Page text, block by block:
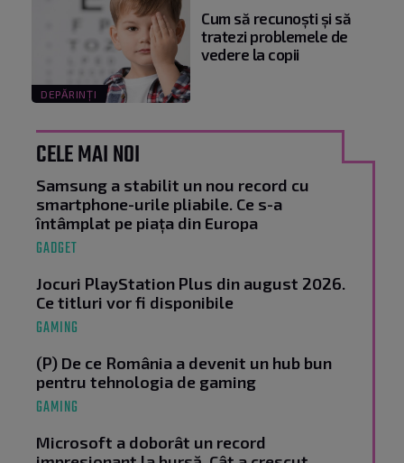
DEPĂRINȚI
Cum să recunoști și să
tratezi problemele de
vedere la copii
CELE MAI NOI
Samsung a stabilit un nou record cu
smartphone-urile pliabile. Ce s-a
întâmplat pe piața din Europa
GADGET
Jocuri PlayStation Plus din august 2026.
Ce titluri vor fi disponibile
GAMING
(P) De ce România a devenit un hub bun
pentru tehnologia de gaming
GAMING
Microsoft a doborât un record